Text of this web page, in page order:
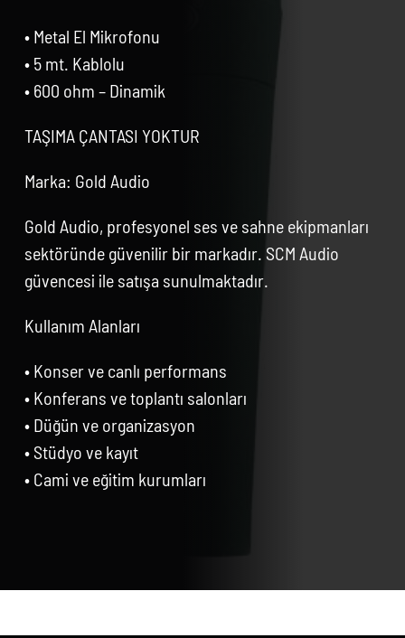
• Metal El Mikrofonu
• 5 mt. Kablolu
• 600 ohm – Dinamik
TAŞIMA ÇANTASI YOKTUR
Marka: Gold Audio
Gold Audio, profesyonel ses ve sahne ekipmanları
sektöründe güvenilir bir markadır. SCM Audio
güvencesi ile satışa sunulmaktadır.
Kullanım Alanları
• Konser ve canlı performans
• Konferans ve toplantı salonları
• Düğün ve organizasyon
• Stüdyo ve kayıt
• Cami ve eğitim kurumları